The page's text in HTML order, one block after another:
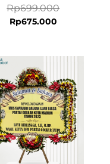
Rp699.000
Rp675.000